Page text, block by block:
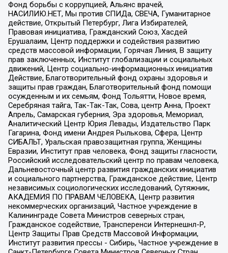
Фонд борьбы с коррупцией, Альянс врачей,
НАСИЛИЮ.НЕТ, Мы против СПИДа, СВЕЧА, Гуманитарное
действие, Открытый Петербург, Лига Избирателей,
Правовая инициатива, Гражданский Союз, Хасдей
Ерушалаим, Центр поддержки и содействия развитию
средств массовой информации, Горячая Линия, В защиту
прав заключенных, Институт глобализации и социальных
движений, Центр социально-информационных инициатив
Действие, Благотворительный фонд охраны здоровья и
защиты прав граждан, Благотворительный фонд помощи
осужденным и их семьям, Фонд Тольятти, Новое время,
Серебряная тайга, Так-Так-Так, Сова, центр Анна, Проект
Апрель, Самарская губерния, Эра здоровья, Мемориал,
Аналитический Центр Юрия Левады, Издательство Парк
Гагарина, Фонд имени Андрея Рылькова, Сфера, Центр
СИБАЛЬТ, Уральская правозащитная группа, Женщины
Евразии, Институт прав человека, Фонд защиты гласности,
Российский исследовательский центр по правам человека,
Дальневосточный центр развития гражданских инициатив
и социального партнерства, Гражданское действие, Центр
независимых социологических исследований, Сутяжник,
АКАДЕМИЯ ПО ПРАВАМ ЧЕЛОВЕКА, Центр развития
некоммерческих организаций, Частное учреждение в
Калининграде Совета Министров северных стран,
Гражданское содействие, Трансперенси Интернешнл-Р,
Центр Защиты Прав Средств Массовой Информации,
Институт развития прессы - Сибирь, Частное учреждение в